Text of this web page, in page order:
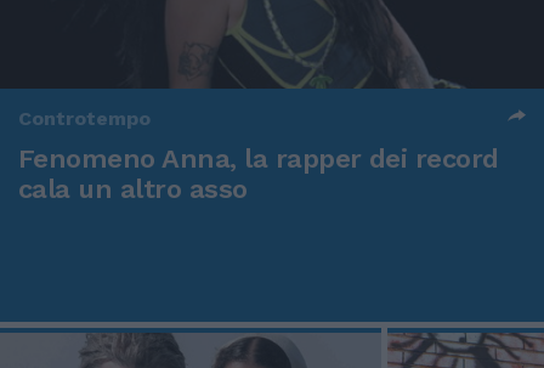
Controtempo
Fenomeno Anna, la rapper dei record
cala un altro asso